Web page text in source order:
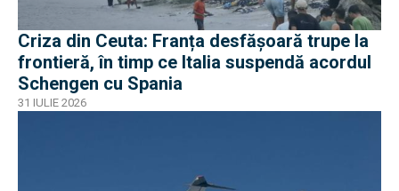
Criza din Ceuta: Franța desfășoară trupe la
frontieră, în timp ce Italia suspendă acordul
Schengen cu Spania
31 IULIE 2026